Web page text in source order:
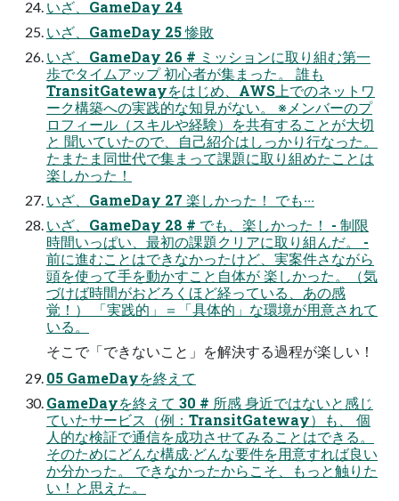
いざ、GameDay 24
いざ、GameDay 25 惨敗
いざ、GameDay 26 # ミッションに取り組む第⼀
歩でタイムアップ 初⼼者が集まった。 誰も
TransitGatewayをはじめ、AWS上でのネットワ
ーク構築への実践的な知⾒がない。 ※メンバーのプ
ロフィール（スキルや経験）を共有することが⼤切
と 聞いていたので、⾃⼰紹介はしっかり⾏なった。
たまたま同世代で集まって課題に取り組めたことは
楽しかった！
いざ、GameDay 27 楽しかった！ でも‧‧‧
いざ、GameDay 28 # でも、楽しかった！ - 制限
時間いっぱい、最初の課題クリアに取り組んだ。 -
前に進むことはできなかったけど、実案件さながら
頭を使って⼿を動かすこと⾃体が 楽しかった。（気
づけば時間がおどろくほど経っている、あの感
覚！） 「実践的」＝「具体的」な環境が⽤意されて
いる。
そこで「できないこと」を解決する過程が楽しい！
05 GameDayを終えて
GameDayを終えて 30 # 所感 ⾝近ではないと感じ
ていたサービス（例：TransitGateway）も、 個
⼈的な検証で通信を成功させてみることはできる。
そのためにどんな構成‧どんな要件を⽤意すれば良い
か分かった。 できなかったからこそ、もっと触りた
い！と思えた。